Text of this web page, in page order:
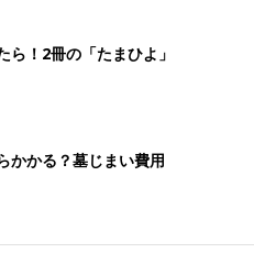
ら！2冊の「たまひよ」
かかる？墓じまい費用